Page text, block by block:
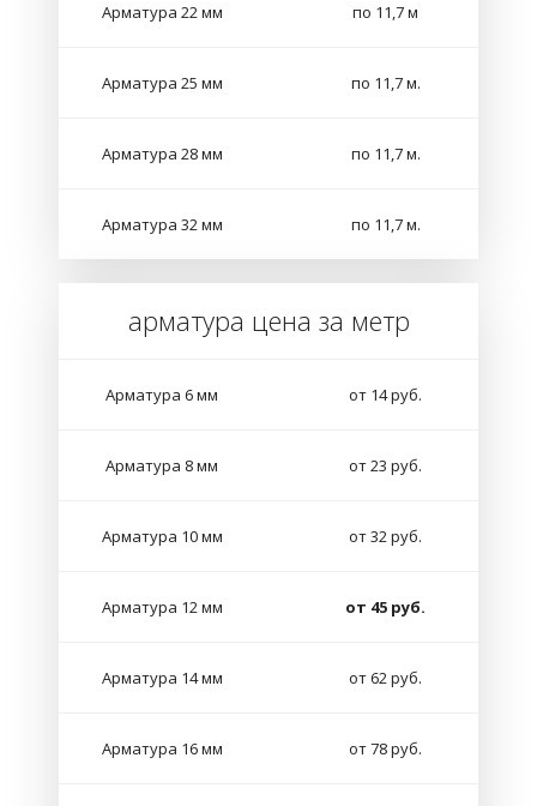
Арматура 22 мм по 11,7 м
Арматура 25 мм по 11,7 м.
Арматура 28 мм по 11,7 м.
Арматура 32 мм по 11,7 м.
арматура цена за метр
Арматура 6 мм от 14 руб.
Арматура 8 мм от 23 руб.
Арматура 10 мм от 32 руб.
Арматура 12 мм от 45 руб.
Арматура 14 мм от 62 руб.
Арматура 16 мм от 78 руб.